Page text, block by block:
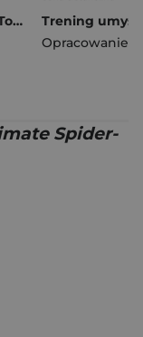
Wind Breaker. Tom 15
Spider-